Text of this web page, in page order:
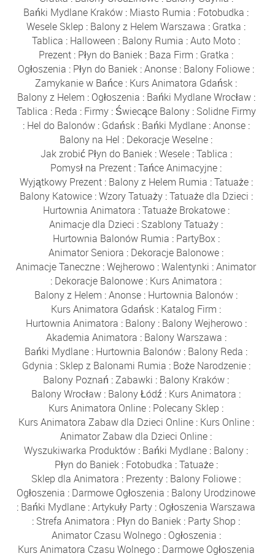
Bańki Mydlane Kraków : Miasto Rumia : Fotobudka :
Wesele Sklep : Balony z Helem Warszawa : Gratka :
Tablica : Halloween : Balony Rumia :Auto Moto :
Prezent : Płyn do Baniek : Baza Firm : Gratka :
Ogłoszenia : Płyn do Baniek :Anonse : Balony Foliowe :
Zamykanie w Bańce : Kurs Animatora Gdańsk :
Balony z Helem : Ogłoszenia : Bańki Mydlane Wrocław:
Tablica : Reda : Firmy: Świecące Balony: Solidne Firmy
: Hel do Balonów: Gdańsk: Bańki Mydlane:Anonse:
Balony na Hel : Dekoracje Weselne :
Jak zrobić Płyn do Baniek:Wesele:Tablica :
Pomysł na Prezent :Tańce Animacyjne :
Wyjątkowy Prezent: Balony z Helem Rumia :Tatuaże:
Balony Katowice:Wzory Tatuaży:Tatuaże dla Dzieci :
Hurtownia Animatora :Tatuaże Brokatowe:
Animacje dla Dzieci : Szablony Tatuaży :
Hurtownia Balonów Rumia : PartyBox:
Animator Seniora : Dekoracje Balonowe :
Animacje Taneczne :Wejherowo :Walentynki :Animator
: Dekoracje Balonowe : Kurs Animatora :
Balony z Helem :Anonse : Hurtownia Balonów :
Kurs Animatora Gdańsk : Katalog Firm :
Hurtownia Animatora : Balony: Balony Wejherowo:
Akademia Animatora : Balony Warszawa :
Bańki Mydlane : Hurtownia Balonów : Balony Reda :
Gdynia : Sklep z Balonami Rumia : Boże Narodzenie:
Balony Poznań :Zabawki : Balony Kraków :
Balony Wrocław : Balony Łódź : Kurs Animatora :
Kurs Animatora Online : Polecany Sklep :
Kurs Animatora Zabaw dla Dzieci Online: Kurs Online:
Animator Zabaw dla Dzieci Online :
Wyszukiwarka Produktów : Bańki Mydlane : Balony :
Płyn do Baniek: Fotobudka :Tatuaże:
Sklep dla Animatora : Prezenty : Balony Foliowe :
Ogłoszenia : Darmowe Ogłoszenia : Balony Urodzinowe
: Bańki Mydlane :Artykuły Party : Ogłoszenia Warszawa
: Strefa Animatora : Płyn do Baniek : Party Shop :
Animator Czasu Wolnego: Ogłoszenia :
Kurs Animatora Czasu Wolnego: Darmowe Ogłoszenia